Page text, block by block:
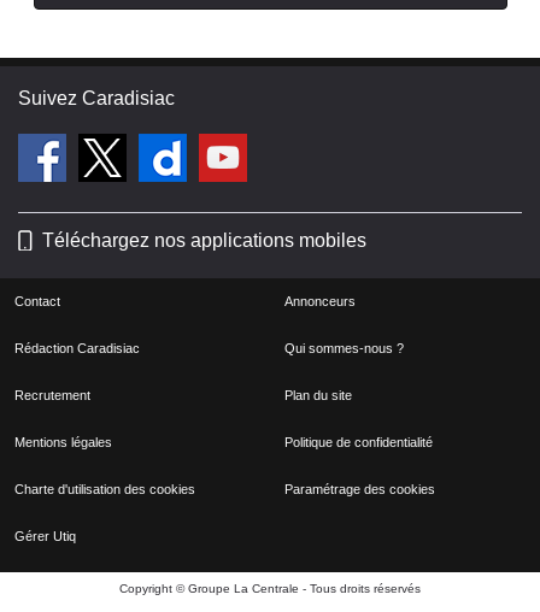
Suivez Caradisiac
Téléchargez nos applications mobiles
Contact Annonceurs
Rédaction Caradisiac Qui sommes-nous ?
Recrutement Plan du site
Mentions légales Politique de confidentialité
Charte d'utilisation des cookies Paramétrage des cookies
Gérer Utiq
Copyright © Groupe La Centrale - Tous droits réservés